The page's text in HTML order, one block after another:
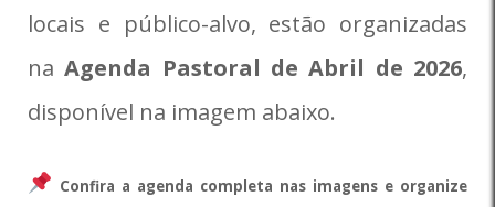
locais e público-alvo, estão organizadas
naAgenda Pastoral de Abril de 2026,
disponível na imagem abaixo.
Confira a agenda completa nas imagens e organize